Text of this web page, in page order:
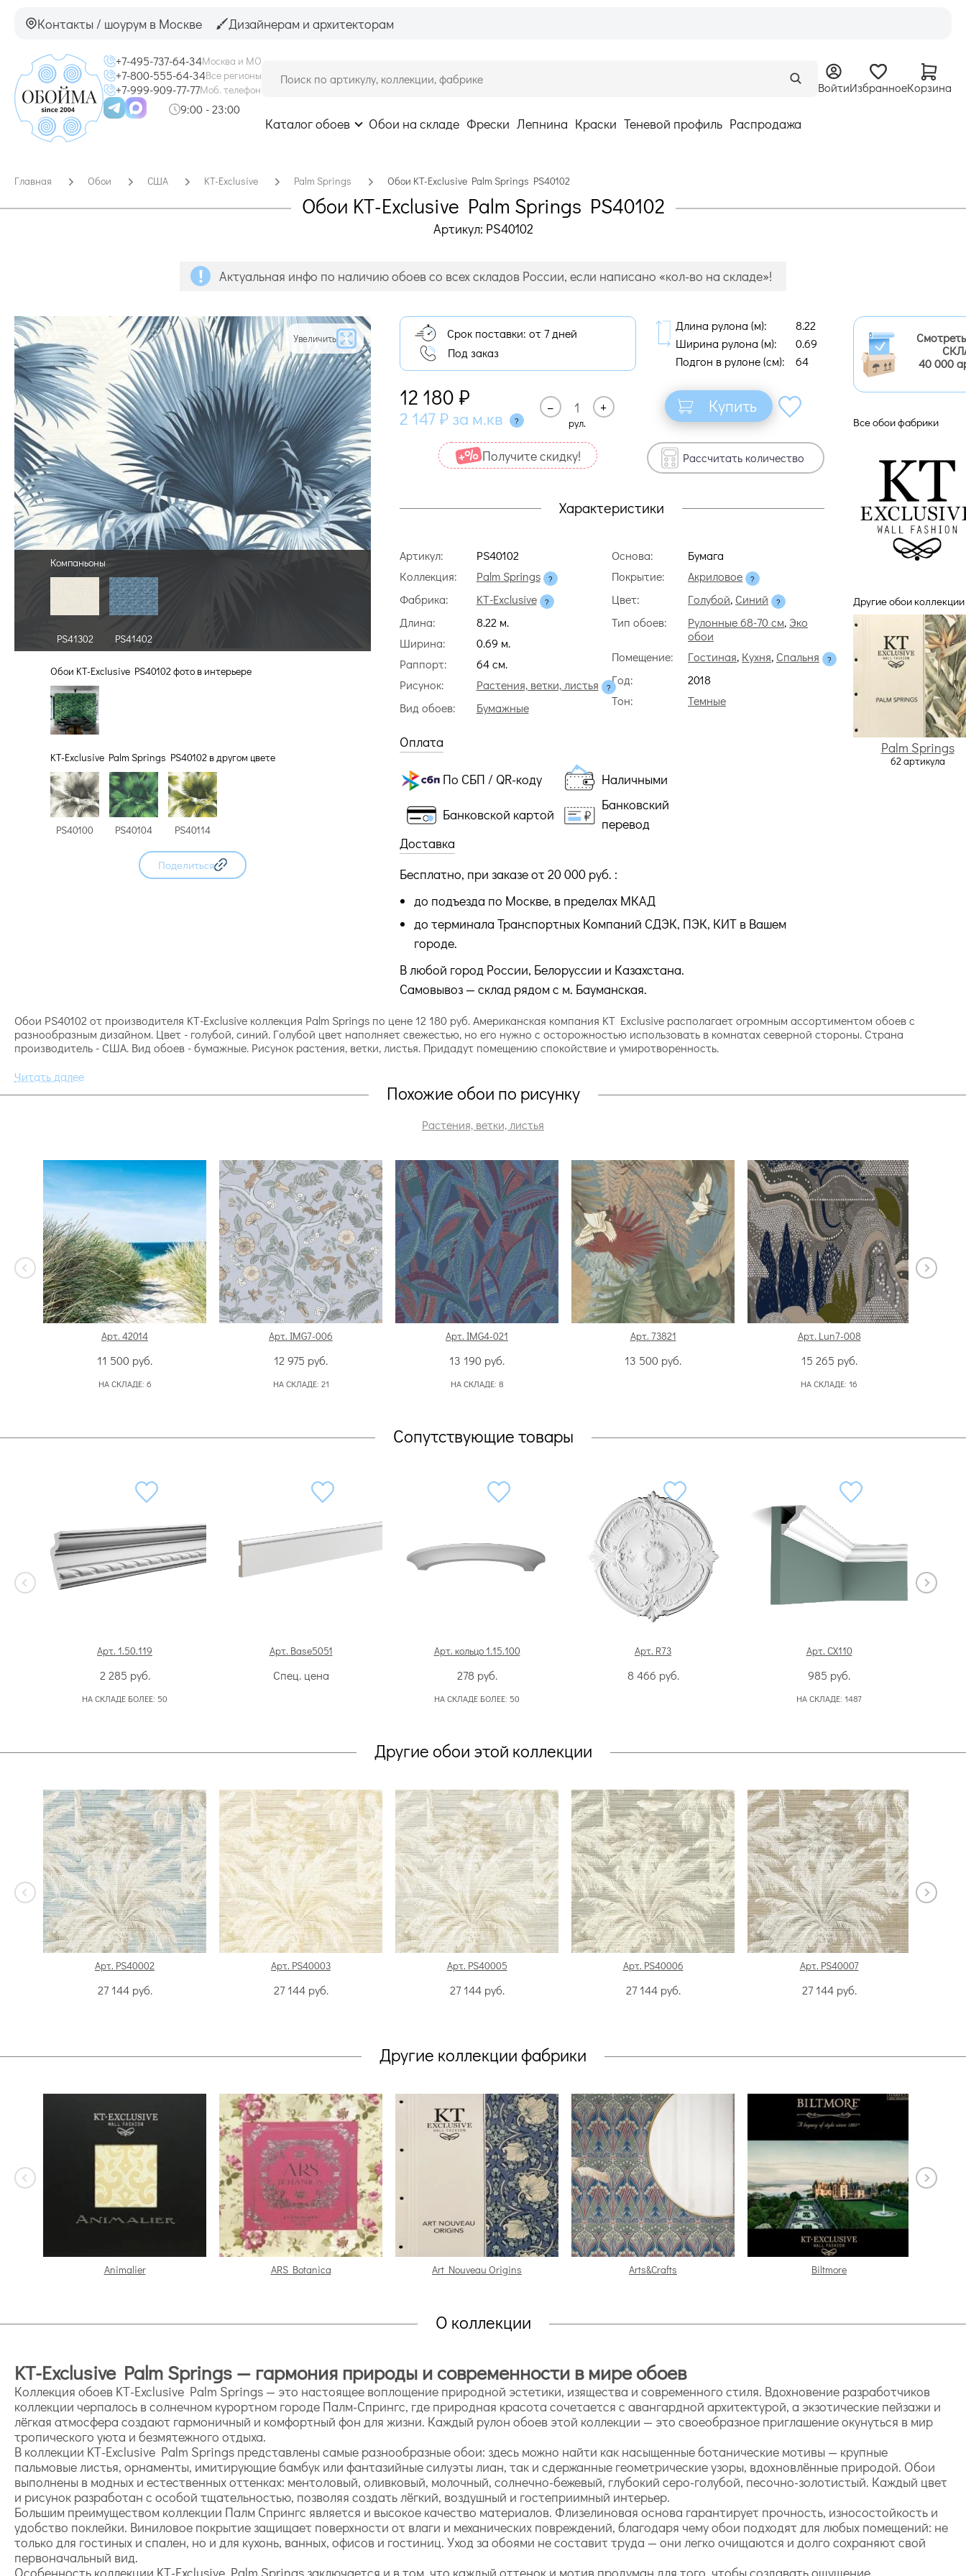
Контакты / шоурум в Москве Дизайнерам и архитекторам
+7-495-737-64-34Москва и МО
+7-800-555-64-34Все регионы
+7-999-909-77-77Моб. телефон
9:00 - 23:00
ВойтиИзбранноеКорзина
Каталог обоев Обои на складе Фрески Лепнина Краски Теневой профиль Распродажа
Главная Обои США KT-Exclusive Palm Springs Обои KT-Exclusive Palm Springs PS40102
Обои KT-Exclusive Palm Springs PS40102
Артикул: PS40102
Актуальная инфо по наличию обоев со всех складов России, если написано «кол-во на складе»!
Увеличить
Компаньоны
PS41302 PS41402
Обои KT-Exclusive PS40102 фото в интерьере
KT-Exclusive Palm Springs PS40102 в другом цвете
PS40100 PS40104 PS40114
Поделиться
Срок поставки: от 7 дней
Под заказ
Длина рулона (м):
8.22
Ширина рулона (м):
0.69
Подгон в рулоне (cм):
64
12 180 ₽
2 147 ₽ за м.кв
–
рул.
+ Купить
Получите cкидку! Рассчитать количество
Характеристики
Артикул:
PS40102
Коллекция:
Palm Springs
Фабрика:
KT-Exclusive
Длина:
8.22 м.
Ширина:
0.69 м.
Раппорт:
64 cм.
Рисунок:
Растения, ветки, листья
Вид обоев:
Бумажные
Основа:
Бумага
Покрытие:
Акриловое
Цвет:
Голубой, Синий
Тип обоев:
Рулонные 68-70 см, Эко
обои
Помещение:
Гостиная, Кухня, Спальня
Год:
2018
Тон:
Темные
Оплата
По СБП / QR-коду Наличными
Банковской картой
Банковский
перевод
Доставка
Бесплатно, при заказе от 20 000 руб. :
до подъезда по Москве, в пределах МКАД
до терминала Транспортных Компаний СДЭК, ПЭК, КИТ в Вашем
городе.
В любой город России, Белоруссии и Казахстана.
Самовывоз — склад рядом с м. Бауманская.
40 000
Все обои фабрики
Другие обои коллекции
Palm Springs
62 артикула
Обои PS40102 от производителя KT-Exclusive коллекция Palm Springs по цене 12 180 руб. Американская компания KT Exclusive располагает огромным ассортиментом обоев с
разнообразным дизайном. Цвет - голубой, синий. Голубой цвет наполняет свежестью, но его нужно с осторожностью использовать в комнатах северной стороны. Страна
производитель - США. Вид обоев - бумажные. Рисунок растения, ветки, листья. Придадут помещению спокойствие и умиротворенность.
Похожие обои по рисунку
Растения, ветки, листья
Арт. 42014
11 500 руб.
НА СКЛАДЕ: 6
Арт. IMG7-006
12 975 руб.
НА СКЛАДЕ: 21
Арт. IMG4-021
13 190 руб.
НА СКЛАДЕ: 8
Арт. 73821
13 500 руб.
Арт. Lun7-008
15 265 руб.
НА СКЛАДЕ: 16
Сопутствующие товары
Арт. 1.50.119
2 285 руб.
НА СКЛАДЕ БОЛЕЕ: 50
Арт. Base5051
Спец. цена
Арт. кольцо 1.15.100
278 руб.
НА СКЛАДЕ БОЛЕЕ: 50
Арт. R73
8 466 руб.
Арт. CX110
985 руб.
НА СКЛАДЕ: 1487
Другие обои этой коллекции
Арт. PS40002
27 144 руб.
Арт. PS40003
27 144 руб.
Арт. PS40005
27 144 руб.
Арт. PS40006
27 144 руб.
Арт. PS40007
27 144 руб.
Другие коллекции фабрики
Animalier ARS Botanica Art Nouveau Origins Arts&Crafts Biltmore
О коллекции
KT-Exclusive Palm Springs — гармония природы и современности в мире обоев
Коллекция обоев KT-Exclusive Palm Springs — это настоящее воплощение природной эстетики, изящества и современного стиля. Вдохновение разработчиков
коллекции черпалось в солнечном курортном городе Палм-Спрингс, где природная красота сочетается с авангардной архитектурой, а экзотические пейзажи и
лёгкая атмосфера создают гармоничный и комфортный фон для жизни. Каждый рулон обоев этой коллекции — это своеобразное приглашение окунуться в мир
тропического уюта и безмятежного отдыха.
В коллекции KT-Exclusive Palm Springs представлены самые разнообразные обои: здесь можно найти как насыщенные ботанические мотивы — крупные
пальмовые листья, орнаменты, имитирующие бамбук или фантазийные силуэты лиан, так и сдержанные геометрические узоры, вдохновлённые природой. Обои
выполнены в модных и естественных оттенках: ментоловый, оливковый, молочный, солнечно-бежевый, глубокий серо-голубой, песочно-золотистый. Каждый цвет
и рисунок разработан с особой тщательностью, позволяя создать лёгкий, воздушный и гостеприимный интерьер.
Большим преимуществом коллекции Палм Спрингс является и высокое качество материалов. Флизелиновая основа гарантирует прочность, износостойкость и
удобство поклейки. Виниловое покрытие защищает поверхности от влаги и механических повреждений, благодаря чему обои подходят для любых помещений: не
только для гостиных и спален, но и для кухонь, ванных, офисов и гостиниц. Уход за обоями не составит труда — они легко очищаются и долго сохраняют свой
первоначальный вид.